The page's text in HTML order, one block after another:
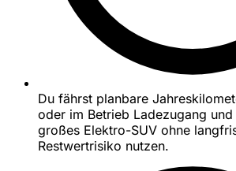
Du fährst planbare
oder im Betrieb Ladezugang
großes Elektro-SUV ohne
Restwertrisiko nutzen.